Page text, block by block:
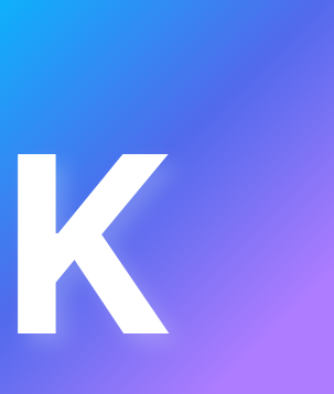
K